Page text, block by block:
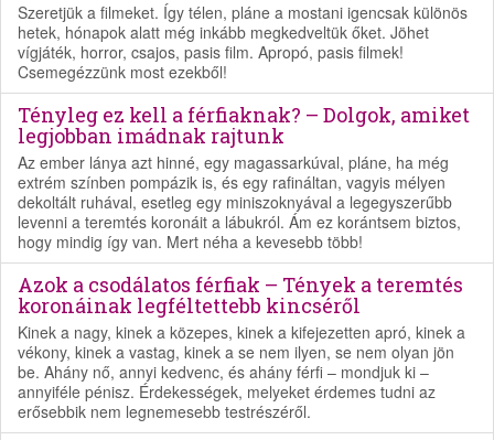
Szeretjük a filmeket. Így télen, pláne a mostani igencsak különös
hetek, hónapok alatt még inkább megkedveltük őket. Jöhet
vígjáték, horror, csajos, pasis film. Apropó, pasis filmek!
Csemegézzünk most ezekből!
Tényleg ez kell a férfiaknak? – Dolgok, amiket
legjobban imádnak rajtunk
Az ember lánya azt hinné, egy magassarkúval, pláne, ha még
extrém színben pompázik is, és egy rafináltan, vagyis mélyen
dekoltált ruhával, esetleg egy miniszoknyával a legegyszerűbb
levenni a teremtés koronáit a lábukról. Ám ez korántsem biztos,
hogy mindig így van. Mert néha a kevesebb több!
Azok a csodálatos férfiak – Tények a teremtés
koronáinak legféltettebb kincséről
Kinek a nagy, kinek a közepes, kinek a kifejezetten apró, kinek a
vékony, kinek a vastag, kinek a se nem ilyen, se nem olyan jön
be. Ahány nő, annyi kedvenc, és ahány férfi – mondjuk ki –
annyiféle pénisz. Érdekességek, melyeket érdemes tudni az
erősebbik nem legnemesebb testrészéről.